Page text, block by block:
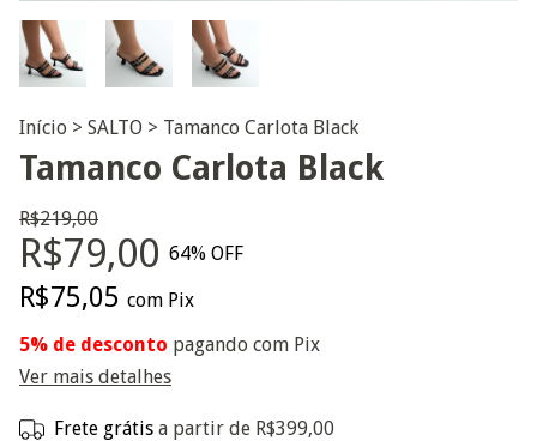
Início > SALTO > Tamanco Carlota Black
Tamanco Carlota Black
R$219,00
R$79,00 64% OFF
R$75,05 com Pix
5% de desconto pagando com Pix
Ver mais detalhes
Frete grátis a partir de R$399,00